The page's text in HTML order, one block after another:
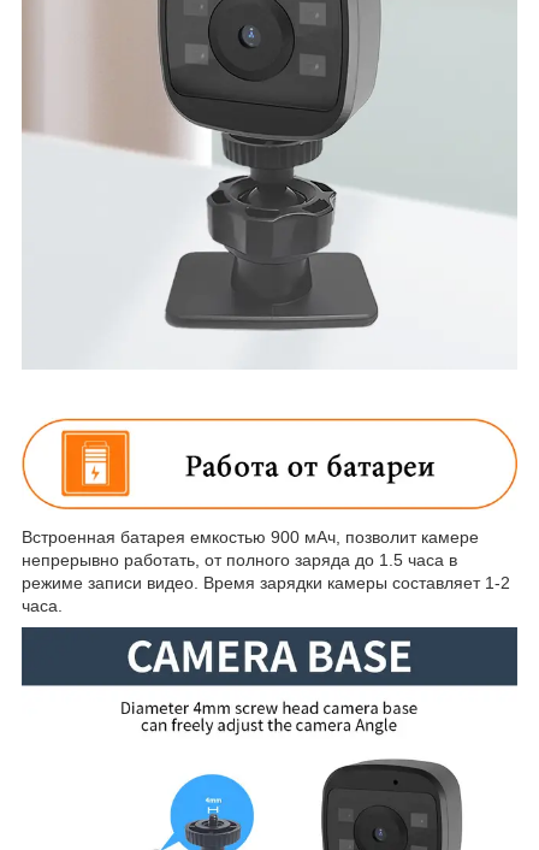
Встроенная батарея емкостью 900 мАч, позволит камере
непрерывно работать, от полного заряда до 1.5 часа в
режиме записи видео. Время зарядки камеры составляет 1-2
часа.